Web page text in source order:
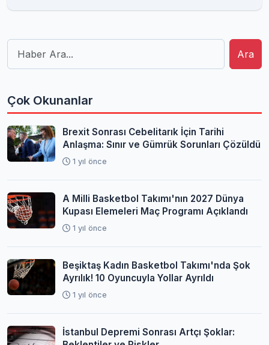
Ara
Çok Okunanlar
Brexit Sonrası Cebelitarık İçin Tarihi
Anlaşma: Sınır ve Gümrük Sorunları Çözüldü
1 yıl önce
A Milli Basketbol Takımı'nın 2027 Dünya
Kupası Elemeleri Maç Programı Açıklandı
1 yıl önce
Beşiktaş Kadın Basketbol Takımı'nda Şok
Ayrılık! 10 Oyuncuyla Yollar Ayrıldı
1 yıl önce
İstanbul Depremi Sonrası Artçı Şoklar: